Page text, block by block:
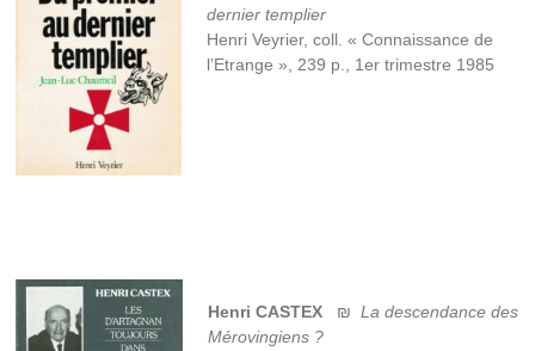
cette
affaire,
depuis
1936.
dernier templier
Henri Veyrier, coll. « Connaissance de
l’Etrange », 239 p., 1er trimestre 1985
Henri CASTEX ₪La descendance des
Mérovingiens ?